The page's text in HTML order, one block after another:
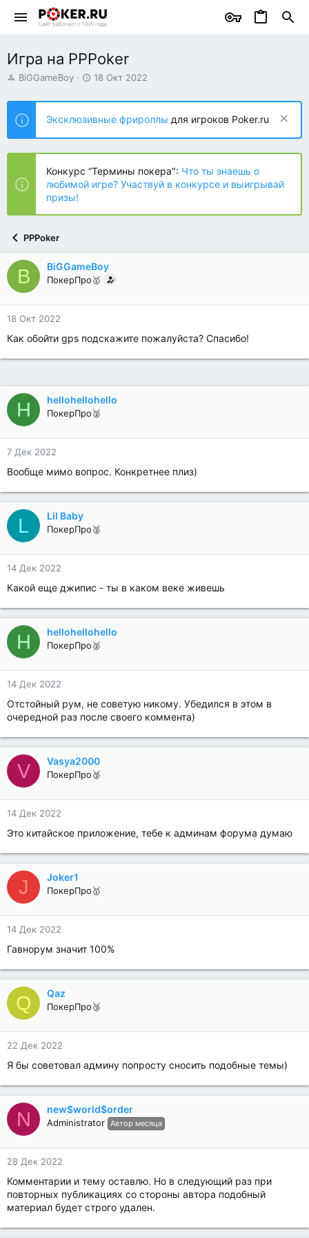
Игра на PPPoker
А
т
о
р
т
е
ы
BiGGameBoy
Д
т
н
а
ч
л
а
18 Окт 2022
Эксклюзивные фрироллы для игроков Poker.ru
Конкурс “Термины покера": Что ты знаешь о
любимой игре? Участвуй в конкурсе и выигрывай
призы!
PPPoker
B BiGGameBoy
ПокерПро🥇
18 Окт 2022
Как обойти gps подскажите пожалуйста? Спасибо!
H hellohellohello
ПокерПро🥈
7 Дек 2022
Вообще мимо вопрос. Конкретнее плиз)
L Lil Baby
ПокерПро🥈
14 Дек 2022
Какой еще джипис - ты в каком веке живешь
H hellohellohello
ПокерПро🥈
14 Дек 2022
Отстойный рум, не советую никому. Убедился в этом в
очередной раз после своего коммента)
V Vasya2000
ПокерПро🥈
14 Дек 2022
Это китайское приложение, тебе к админам форума думаю
J Joker1
ПокерПро🥇
14 Дек 2022
Гавнорум значит 100%
Q Qaz
ПокерПро🥉
22 Дек 2022
Я бы советовал админу попросту сносить подобные темы)
N new$world$order
Administrator Автор месяца
28 Дек 2022
Комментарии и тему оставлю. Но в следующий раз при
повторных публикациях со стороны автора подобный
материал будет строго удален.